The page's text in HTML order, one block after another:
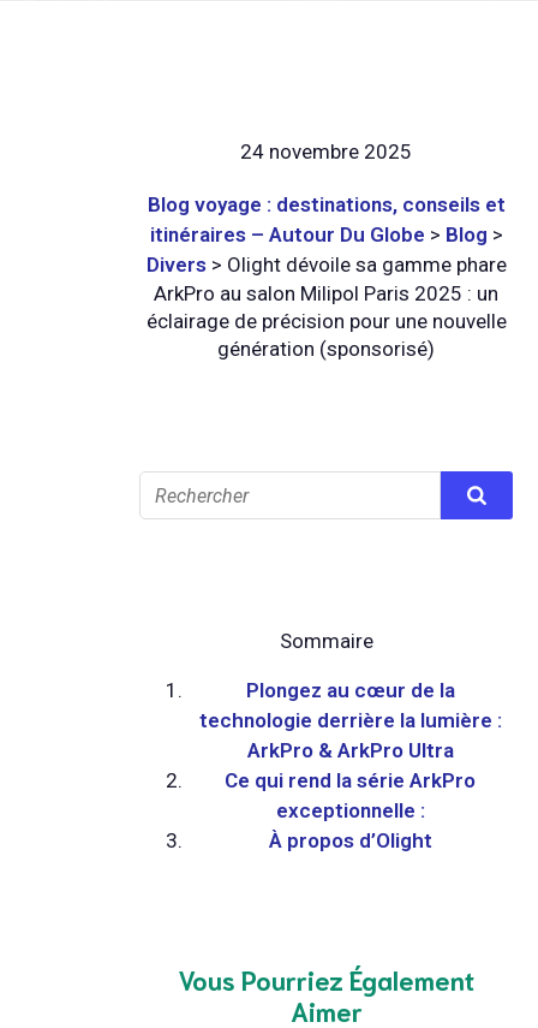
24 novembre 2025
Blog voyage : destinations, conseils et
itinéraires – Autour Du Globe > Blog >
Divers> Olight dévoile sa gamme phare
ArkPro au salon Milipol Paris 2025 : un
éclairage de précision pour une nouvelle
génération (sponsorisé)
Sommaire
Plongez au cœur de la
technologie derrière la lumière :
ArkPro & ArkPro Ultra
Ce qui rend la série ArkPro
exceptionnelle :
À propos d’Olight
Vous Pourriez Également
Aimer